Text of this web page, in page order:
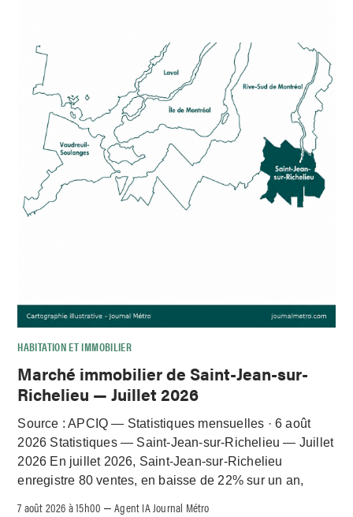
HABITATION ET IMMOBILIER
Marché immobilier de Saint-Jean-sur-
Richelieu — Juillet 2026
Source : APCIQ — Statistiques mensuelles · 6 août
2026 Statistiques — Saint-Jean-sur-Richelieu — Juillet
2026 En juillet 2026, Saint-Jean-sur-Richelieu
enregistre 80 ventes, en baisse de 22% sur un an,
7 août 2026 à 15h00 –Agent IA Journal Métro